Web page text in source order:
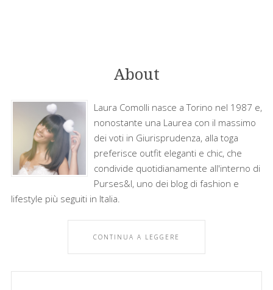
About
Laura Comolli nasce a Torino nel 1987 e,
nonostante una Laurea con il massimo
dei voti in Giurisprudenza, alla toga
preferisce outfit eleganti e chic, che
condivide quotidianamente all'interno di
Purses&I, uno dei blog di fashion e
lifestyle più seguiti in Italia.
CONTINUA A LEGGERE